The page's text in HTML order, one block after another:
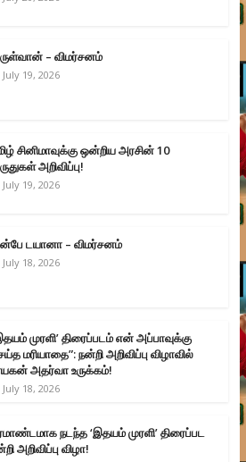
– விமர்சனம்
July 19, 2026
சினிமாவுக்கு ஒன்றிய அரசின் 10
அறிவிப்பு!
July 19, 2026
டயானா – விமர்சனம்
July 18, 2026
முரளி’ திரைப்படம் என் அப்பாவுக்கு
மரியாதை”: நன்றி அறிவிப்பு விழாவில்
அதர்வா உருக்கம்!
July 18, 2026
நடந்த ‘இதயம் முரளி’ திரைப்பட
அறிவிப்பு விழா!